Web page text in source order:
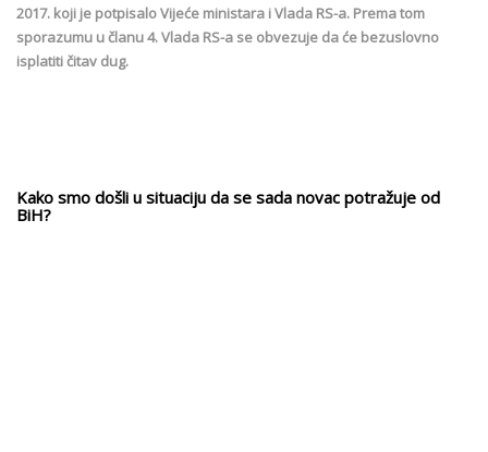
2017. koji je potpisalo Vijeće ministara i Vlada RS-a. Prema tom
sporazumu u članu 4. Vlada RS-a se obvezuje da će bezuslovno
isplatiti čitav dug.
Kako smo došli u situaciju da se sada novac potražuje od
BiH?